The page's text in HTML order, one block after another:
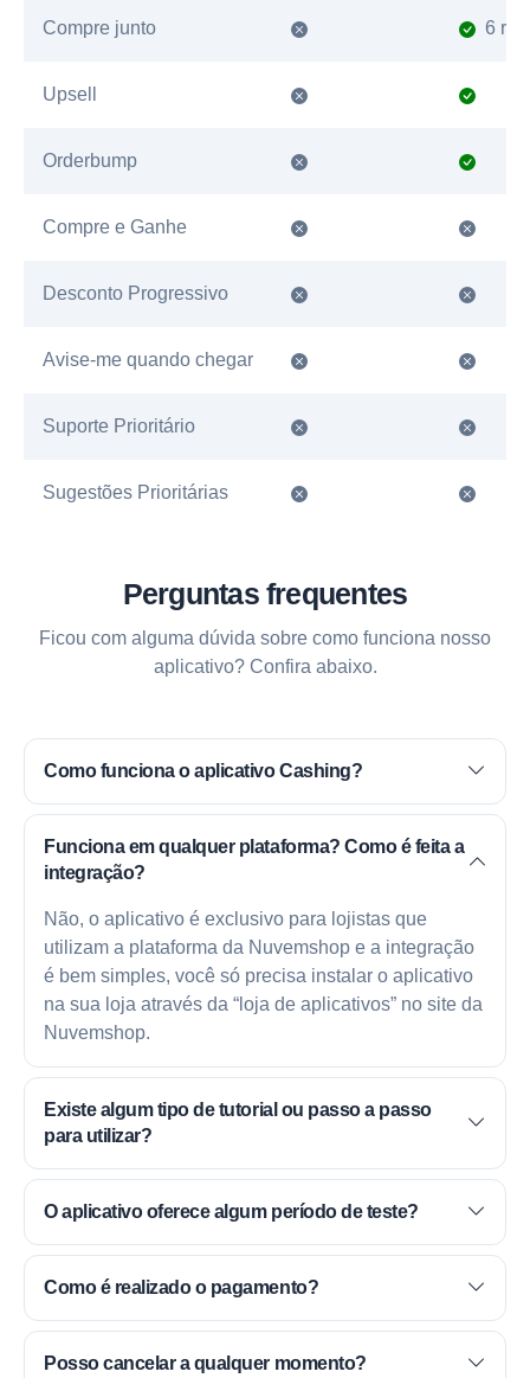
Compre junto 6
Upsell
Orderbump
Compre e Ganhe
Desconto Progressivo
Avise-me quando chegar
Suporte Prioritário
Sugestões Prioritárias
Perguntas frequentes
Ficou com alguma dúvida sobre como funciona nosso
aplicativo? Confira abaixo.
Como funciona o aplicativo Cashing?
Funciona em qualquer plataforma? Como é feita a
integração?
Não, o aplicativo é exclusivo para lojistas que
utilizam a plataforma da Nuvemshop e a integração
é bem simples, você só precisa instalar o aplicativo
na sua loja através da “loja de aplicativos” no site da
Nuvemshop.
Existe algum tipo de tutorial ou passo a passo
para utilizar?
O aplicativo oferece algum período de teste?
Como é realizado o pagamento?
Posso cancelar a qualquer momento?